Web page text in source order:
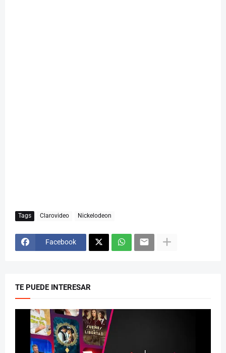
Tags Clarovideo Nickelodeon
Facebook
TE PUEDE INTERESAR